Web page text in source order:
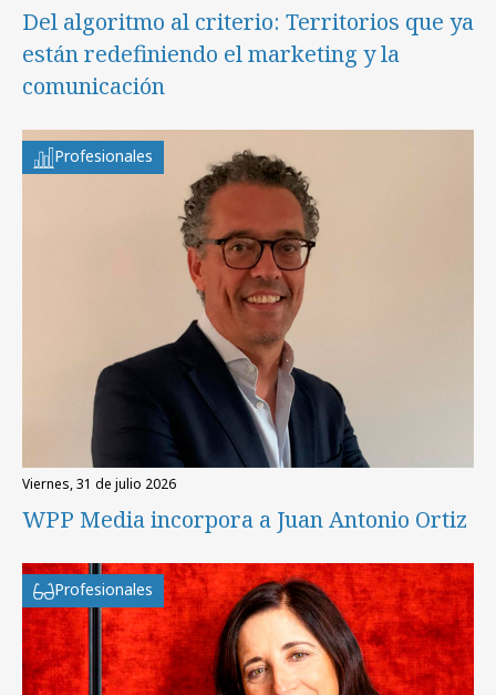
Del algoritmo al criterio: Territorios que ya
están redefiniendo el marketing y la
comunicación
Profesionales
viernes, 31 de julio 2026
WPP Media incorpora a Juan Antonio Ortiz
Profesionales